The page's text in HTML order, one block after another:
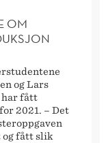
OM
og Lars
har fått
2021. – Det
og fått slik